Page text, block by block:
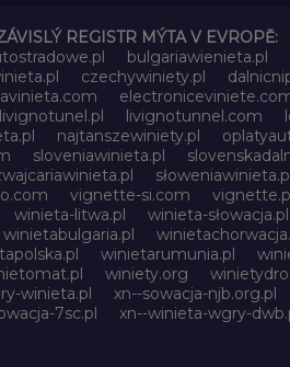
REGISTR MÝTA V EVROPĚ:
bulgariawienieta.pl
czechywiniety.pl
livignotunel.pl livignotunnel.com
najtanszewiniety.pl
sloveniawinieta.pl
vignette-si.com
winieta-litwa.pl winieta-słowacja.pl
winietabulgaria.pl
winietarumunia.pl
winiety.org
winieta.pl xn--sowacja-njb.org.pl
7sc.pl
xn--winieta-wgry-